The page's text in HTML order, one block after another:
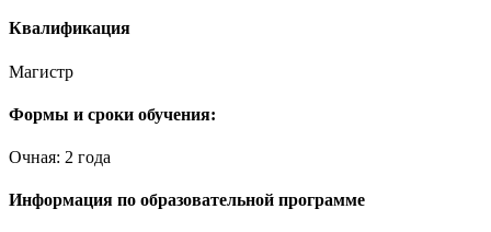
Квалификация
Магистр
Формы и сроки обучения:
Очная: 2 года
Информация по образовательной программе